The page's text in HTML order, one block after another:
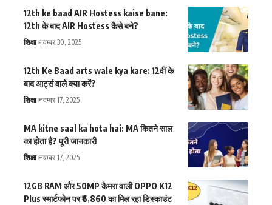
12th ke baad AIR Hostess kaise bane:
12th के बाद AIR Hostess कैसे बने?
शिक्षा नवम्बर 30, 2025
12th Ke Baad arts wale kya kare: 12वीं के
बाद आर्ट्स वाले क्या करें?
शिक्षा नवम्बर 17, 2025
MA kitne saal ka hota hai: MA कितने साल
का होता है? पूरी जानकारी
शिक्षा नवम्बर 17, 2025
12GB RAM और 50MP कैमरा वाली OPPO K12
Plus स्मार्टफोन पर ₹6,860 का मिल रहा डिस्काउंट